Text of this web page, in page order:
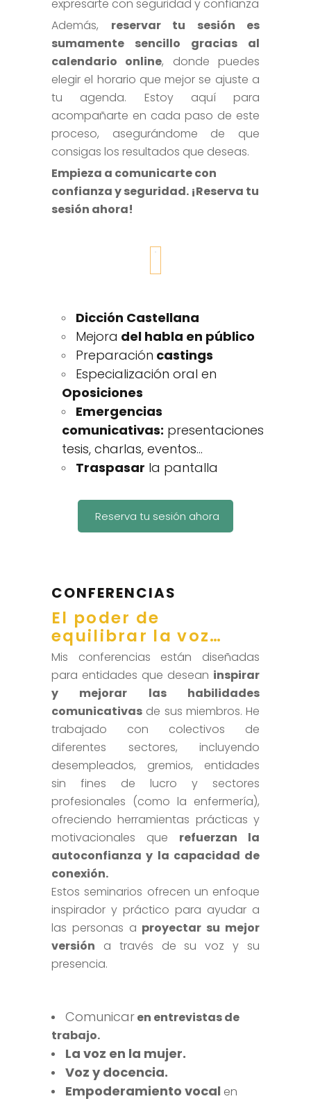
expresarte con seguridad y confianza
Además, reservar tu sesión es
sumamente sencillo gracias al
calendario online, donde puedes
elegir el horario que mejor se ajuste a
tu agenda. Estoy aquí para
acompañarte en cada paso de este
proceso, asegurándome de que
consigas los resultados que deseas.
Empieza a comunicarte con
confianza y seguridad. ¡Reserva tu
sesión ahora!
Dicción Castellana
Mejora del habla en público
Preparación castings
Especialización oral en
Oposiciones
Emergencias
comunicativas: presentaciones
tesis, charlas, eventos…
Traspasar la pantalla
Reserva tu sesión ahora
CONFERENCIAS
El poder de
equilibrar la voz…
Mis conferencias están diseñadas
para entidades que desean inspirar
y mejorar las habilidades
comunicativas de sus miembros. He
trabajado con colectivos de
diferentes sectores, incluyendo
desempleados, gremios, entidades
sin fines de lucro y sectores
profesionales (como la enfermería),
ofreciendo herramientas prácticas y
motivacionales que refuerzan la
autoconfianza y la capacidad de
conexión.
Estos seminarios ofrecen un enfoque
inspirador y práctico para ayudar a
las personas a proyectar su mejor
versión a través de su voz y su
presencia.
Comunicaren entrevistas de
trabajo.
La voz en la mujer.
Voz y docencia.
Empoderamiento vocal en